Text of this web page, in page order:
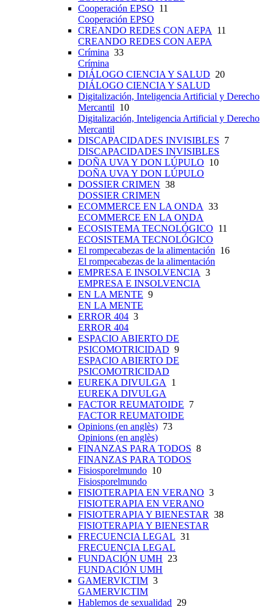
Cooperación EPSO 11
Cooperación EPSO
CREANDO REDES CON AEPA
11
CREANDO REDES CON AEPA
Crímina 33
Crímina
DIÁLOGO CIENCIA Y SALUD 20
DIÁLOGO CIENCIA Y SALUD
Digitalización, Inteligencia Artificial y Derecho
Mercantil 10
Digitalización, Inteligencia Artificial y Derecho
Mercantil
DISCAPACIDADES INVISIBLES 7
DISCAPACIDADES INVISIBLES
DOÑA UVA Y DON LÚPULO 10
DOÑA UVA Y DON LÚPULO
DOSSIER CRIMEN 38
DOSSIER CRIMEN
ECOMMERCE EN LA ONDA 33
ECOMMERCE EN LA ONDA
ECOSISTEMA TECNOLÓGICO 11
ECOSISTEMA TECNOLÓGICO
El rompecabezas de la alimentación 16
El rompecabezas de la alimentación
EMPRESA E INSOLVENCIA 3
EMPRESA E INSOLVENCIA
EN LA MENTE 9
EN LA MENTE
ERROR 404 3
ERROR 404
ESPACIO ABIERTO DE
PSICOMOTRICIDAD 9
ESPACIO ABIERTO DE
PSICOMOTRICIDAD
EUREKA DIVULGA
1
EUREKA DIVULGA
FACTOR REUMATOIDE 7
FACTOR REUMATOIDE
Opinions (en anglès) 73
Opinions (en anglès)
FINANZAS PARA TODOS 8
FINANZAS PARA TODOS
Fisiosporelmundo 10
Fisiosporelmundo
FISIOTERAPIA EN VERANO 3
FISIOTERAPIA EN VERANO
FISIOTERAPIA Y BIENESTAR 38
FISIOTERAPIA Y BIENESTAR
FRECUENCIA LEGAL 31
FRECUENCIA LEGAL
FUNDACIÓN UMH 23
FUNDACIÓN UMH
GAMERVICTIM 3
GAMERVICTIM
Hablemos de sexualidad 29